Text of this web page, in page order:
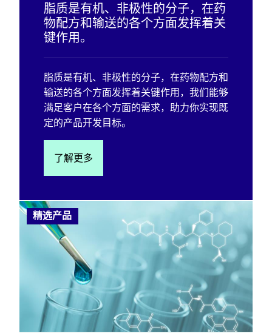
脂质是有机、非极性的分子，在药
物配方和输送的各个方面发挥着关
键作用。
脂质是有机、非极性的分子，在药物配方和
输送的各个方面发挥着关键作用，我们能够
满足客户在各个方面的需求，助力你实现既
定的产品开发目标。
了解更多
精选产品